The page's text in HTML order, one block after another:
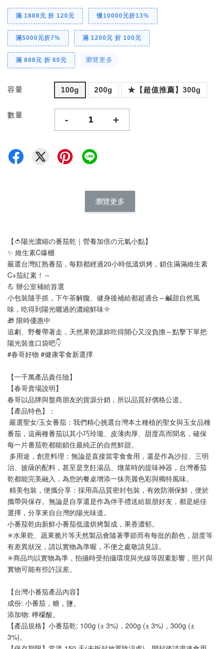
滿 1888元 折 120元 慢10000元折13%
滿5000元折7% 滿 1200元 折 100元
滿 888元 折 60元 瀏覽更多
容量 100g 200g ★【超值推薦】300g
數量 - +
瀏覽更多
【🍅陽光濃縮の番茄乾｜營養加倍の元氣小點】
✨ 維生素C爆棚
嚴選台灣紅熟番茄，每顆都經過20小時低溫烘烤，鎖住滿滿維生素
C+茄紅素！～
💪 辦公室補給首選
小包裝隨手抓，下午茶解饞、健身後補給都超適合～鹹甜自然風
味，吃得到陽光曬過的濃縮鮮味🌞
🎁 限時優惠中
追劇、野餐帶著走，天然果乾讓妳吃得開心又沒負擔～點擊下單把
陽光裝進口袋吧👇
#春哥好物 #健康零食新選擇
【一千萬產品責任險】
【春哥賣場說明】
春哥以品牌與盤商朋友的貨源分銷，所以品質好價格公道。
【產品特色】：
嚴選聖女/玉女番茄：我們精心挑選台灣本土種植的聖女與玉女品種
番茄，這兩種番茄以其小巧玲瓏、皮薄肉厚、甜度高而聞名，確保
每一片番茄乾都能鎖住最純正的自然鮮甜。
多用途，創意料理：無論是直接當零食食用，還是作為沙拉、三明
治、披薩的配料，甚至是烹飪湯品、燉菜時的提味神器，台灣番茄
乾都能完美融入，為您的餐桌增添一抹亮麗色彩與獨特風味。
精美包裝，便攜分享：採用高品質密封包裝，有效防潮保鮮，便於
攜帶與保存。無論是自享還是作為伴手禮送給親朋好友，都是絕佳
選擇，分享來自台灣的陽光味道。
小番茄乾由新鮮小番茄低溫烘烤製成，果香濃郁。
✳️水果乾、蔬果脆片等天然製品會隨著季節而有每批的顏色，甜度等
有差異狀況，請以實物為準喔，不便之處敬請見諒。
✳️商品均以實物為準，拍攝時受拍攝環境與光線等因素影響，照片與
實物可能有些許誤差。
【台灣小番茄產品內容】
成份: 小番茄，糖，鹽。
添加物: 檸檬酸。
【產品規格】小番茄乾: 100g (± 3%)，200g (± 3%)，300g (±
3%)。